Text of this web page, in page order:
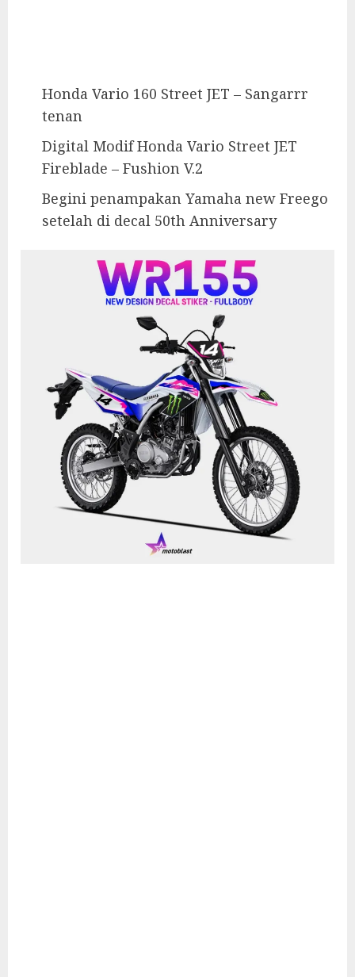
Honda Vario 160 Street JET – Sangarrr
tenan
Digital Modif Honda Vario Street JET
Fireblade – Fushion V.2
Begini penampakan Yamaha new Freego
setelah di decal 50th Anniversary